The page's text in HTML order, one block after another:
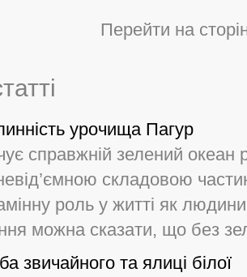
Перейти на
урочища Пагур
справжній зелений океан
складовою
роль у житті як
можна сказати, що без
звичайного та ялиці білої